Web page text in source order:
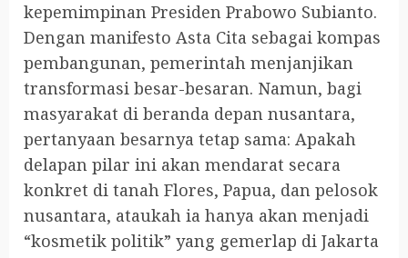
kepemimpinan Presiden Prabowo Subianto.
Dengan manifesto Asta Cita sebagai kompas
pembangunan, pemerintah menjanjikan
transformasi besar-besaran. Namun, bagi
masyarakat di beranda depan nusantara,
pertanyaan besarnya tetap sama: Apakah
delapan pilar ini akan mendarat secara
konkret di tanah Flores, Papua, dan pelosok
nusantara, ataukah ia hanya akan menjadi
“kosmetik politik” yang gemerlap di Jakarta